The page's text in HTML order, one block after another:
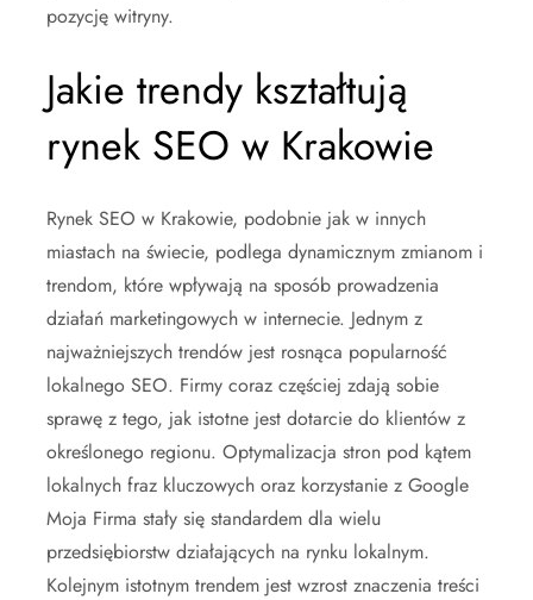
pozycję witryny.
Jakie trendy kształtują
rynek SEO w Krakowie
Rynek SEO w Krakowie, podobnie jak w innych
miastach na świecie, podlega dynamicznym zmianom i
trendom, które wpływają na sposób prowadzenia
działań marketingowych w internecie. Jednym z
najważniejszych trendów jest rosnąca popularność
lokalnego SEO. Firmy coraz częściej zdają sobie
sprawę z tego, jak istotne jest dotarcie do klientów z
określonego regionu. Optymalizacja stron pod kątem
lokalnych fraz kluczowych oraz korzystanie z Google
Moja Firma stały się standardem dla wielu
przedsiębiorstw działających na rynku lokalnym.
Kolejnym istotnym trendem jest wzrost znaczenia treści